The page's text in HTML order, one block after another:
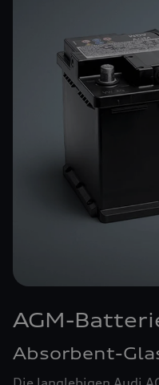
AGM-
Absorbent-